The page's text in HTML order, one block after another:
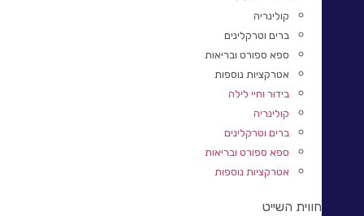
קולינריה​
ברים וטרקלינים​
ספא ספורט ובריאות
אטרקציות נוספות​
בידור וחיי לילה
קולינריה​
ברים וטרקלינים​
ספא ספורט ובריאות
אטרקציות נוספות​
חווית השייט